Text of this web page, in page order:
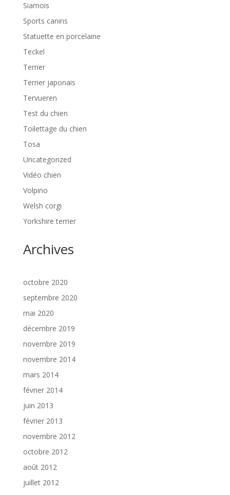
Siamois
Sports canins
Statuette en porcelaine
Teckel
Terrier
Terrier japonais
Tervueren
Test du chien
Toilettage du chien
Tosa
Uncategorized
Vidéo chien
Volpino
Welsh corgi
Yorkshire terrier
Archives
octobre 2020
septembre 2020
mai 2020
décembre 2019
novembre 2019
novembre 2014
mars 2014
février 2014
juin 2013
février 2013
novembre 2012
octobre 2012
août 2012
juillet 2012